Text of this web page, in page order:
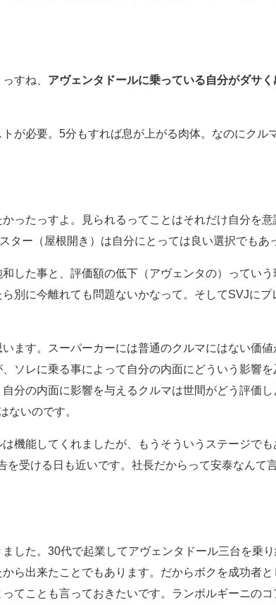
すね、 アヴェンタドールに乗っている自分がダサく
が必要。5分もすれば息が上がる肉体。なのにクル
ったっすよ。見られるってことはそれだけ自分を
ー（屋根開き）は自分にとっては良い選択でもあ
した事と、評価額の低下（アヴェンタの）っていう
別に今離れても問題ないかなって。そしてSVJにプ
ます。スーパーカーには普通のクルマにはない価値
ソレに乗る事によって自分の内面にどういう影響を
分の内面に影響を与えるクルマは世間がどう評価
ないのです。
機能してくれましたが、もうそういうステージで
受ける日も近いです。社長だからって安泰なんて
した。30代で起業してアヴェンタドール三台を乗り
ら出来たことでもあります。だからボクを成功者と
てことも言っておきたいです。ランボルギーニのコ